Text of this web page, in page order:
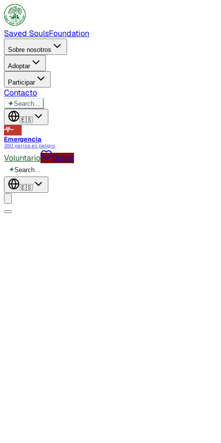
Saved SoulsFoundation
Sobre nosotros
Adoptar
Participar
Contacto
✦Search...
🇪🇸
Emergencia
350 perros en peligro
Voluntario Donar
✦Search...
🇪🇸